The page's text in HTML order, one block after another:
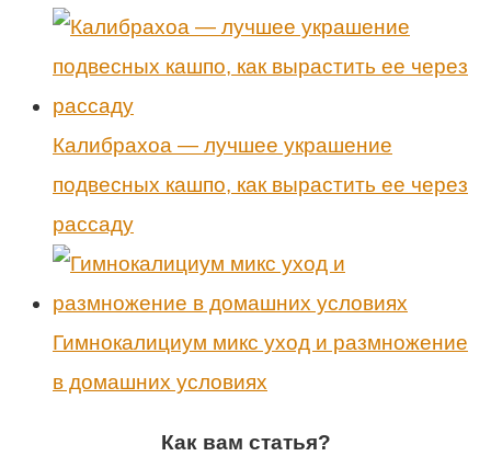
Калибрахоа — лучшее украшение
подвесных кашпо, как вырастить ее через
рассаду
Гимнокалициум микс уход и размножение
в домашних условиях
Как вам статья?